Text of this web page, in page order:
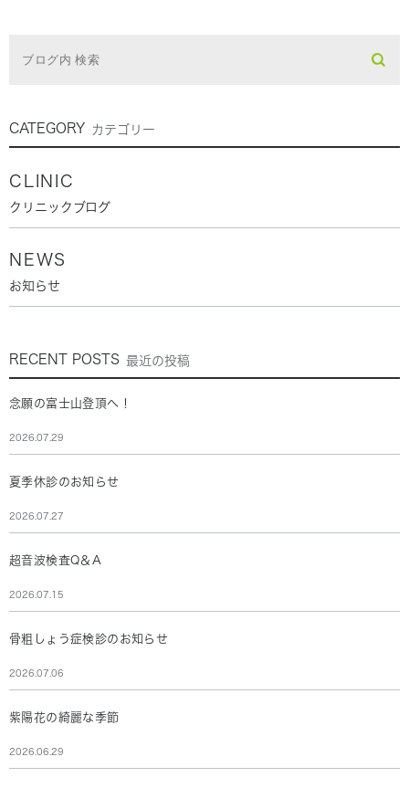
CATEGORY カテゴリー
CLINIC
クリニックブログ
NEWS
お知らせ
RECENT POSTS 最近の投稿
念願の富士山登頂へ！
2026.07.29
夏季休診のお知らせ
2026.07.27
超音波検査Q＆A
2026.07.15
骨粗しょう症検診のお知らせ
2026.07.06
紫陽花の綺麗な季節
2026.06.29